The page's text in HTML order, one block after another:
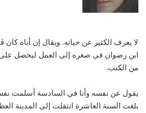
لا يعرف الكثير عن حياته. ويقال إن أباه كان
ابن رضوان في صغره إلى العمل ليحصل على
من الكتب.
يقول عن نفسه وأنا في السادسة أسلمت
بلغت السنة العاشرة انتقلت إلى المدينة